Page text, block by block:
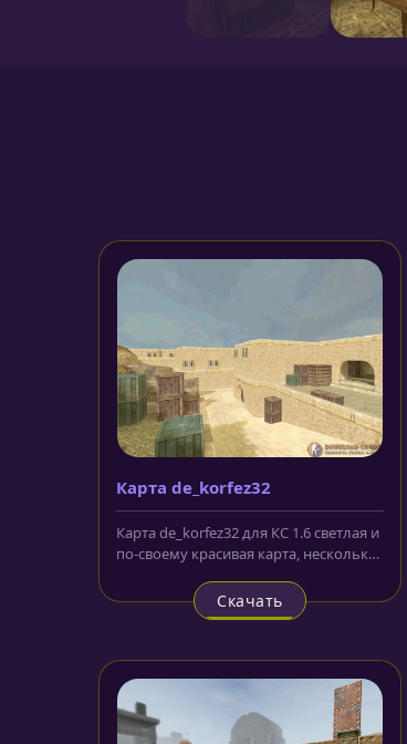
Карта de_korfez32
Карта de_korfez32 для КС 1.6 светлая и
по-своему красивая карта, несколько
Скачать